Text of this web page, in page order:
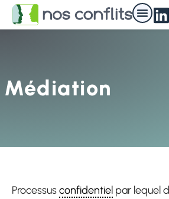
Médiation
Processusconfidentiel par lequel